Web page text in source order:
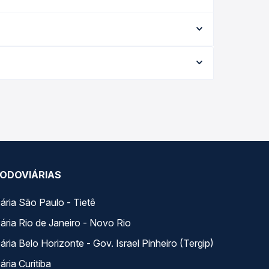
na data desejada.
melhor oferta para o seu roteiro.
São Paulo - Tietê
Rio de Janeiro - Novo Rio
Belo Horizonte - Gov. Israel Pinheiro (Tergip)
Curitiba